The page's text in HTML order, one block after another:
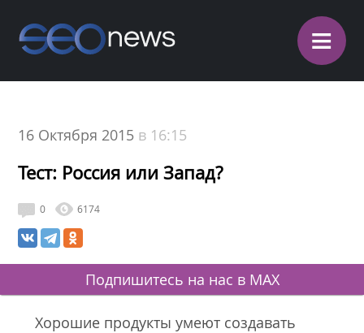
≡
16 Октября 2015 в 16:15
Тест: Россия или Запад?
0 6174
Подпишитесь на нас в MAX
Хорошие продукты умеют создавать